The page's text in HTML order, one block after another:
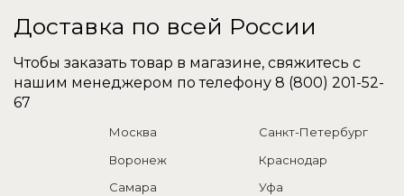
Доставка по всей России
Чтобы заказать товар в магазине, свяжитесь с
нашим менеджером по телефону 8 (800) 201-52-
67
Москва
Санкт-Петербург
Воронеж
Краснодар
Самара
Уфа